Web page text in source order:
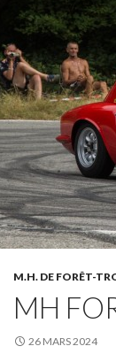
M.H. DE FORÊT-
MH
26 MARS 2024